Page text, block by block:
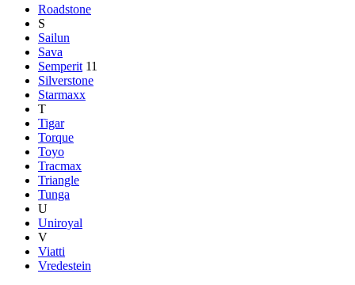
Roadstone
S
Sailun
Sava
Semperit 11
Silverstone
Starmaxx
T
Tigar
Torque
Toyo
Tracmax
Triangle
Tunga
U
Uniroyal
V
Viatti
Vredestein